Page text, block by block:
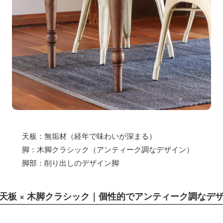
ひむか
松野屋
LISA LARSON
天板：無垢材（経年で味わいが深まる）
脚：木脚クラシック（アンティーク調なデザイン）
脚部：削り出しのデザイン脚
板 × 木脚クラシック｜個性的でアンティーク調なデ